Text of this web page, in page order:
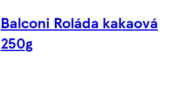
Balconi Roláda kakaová
250g